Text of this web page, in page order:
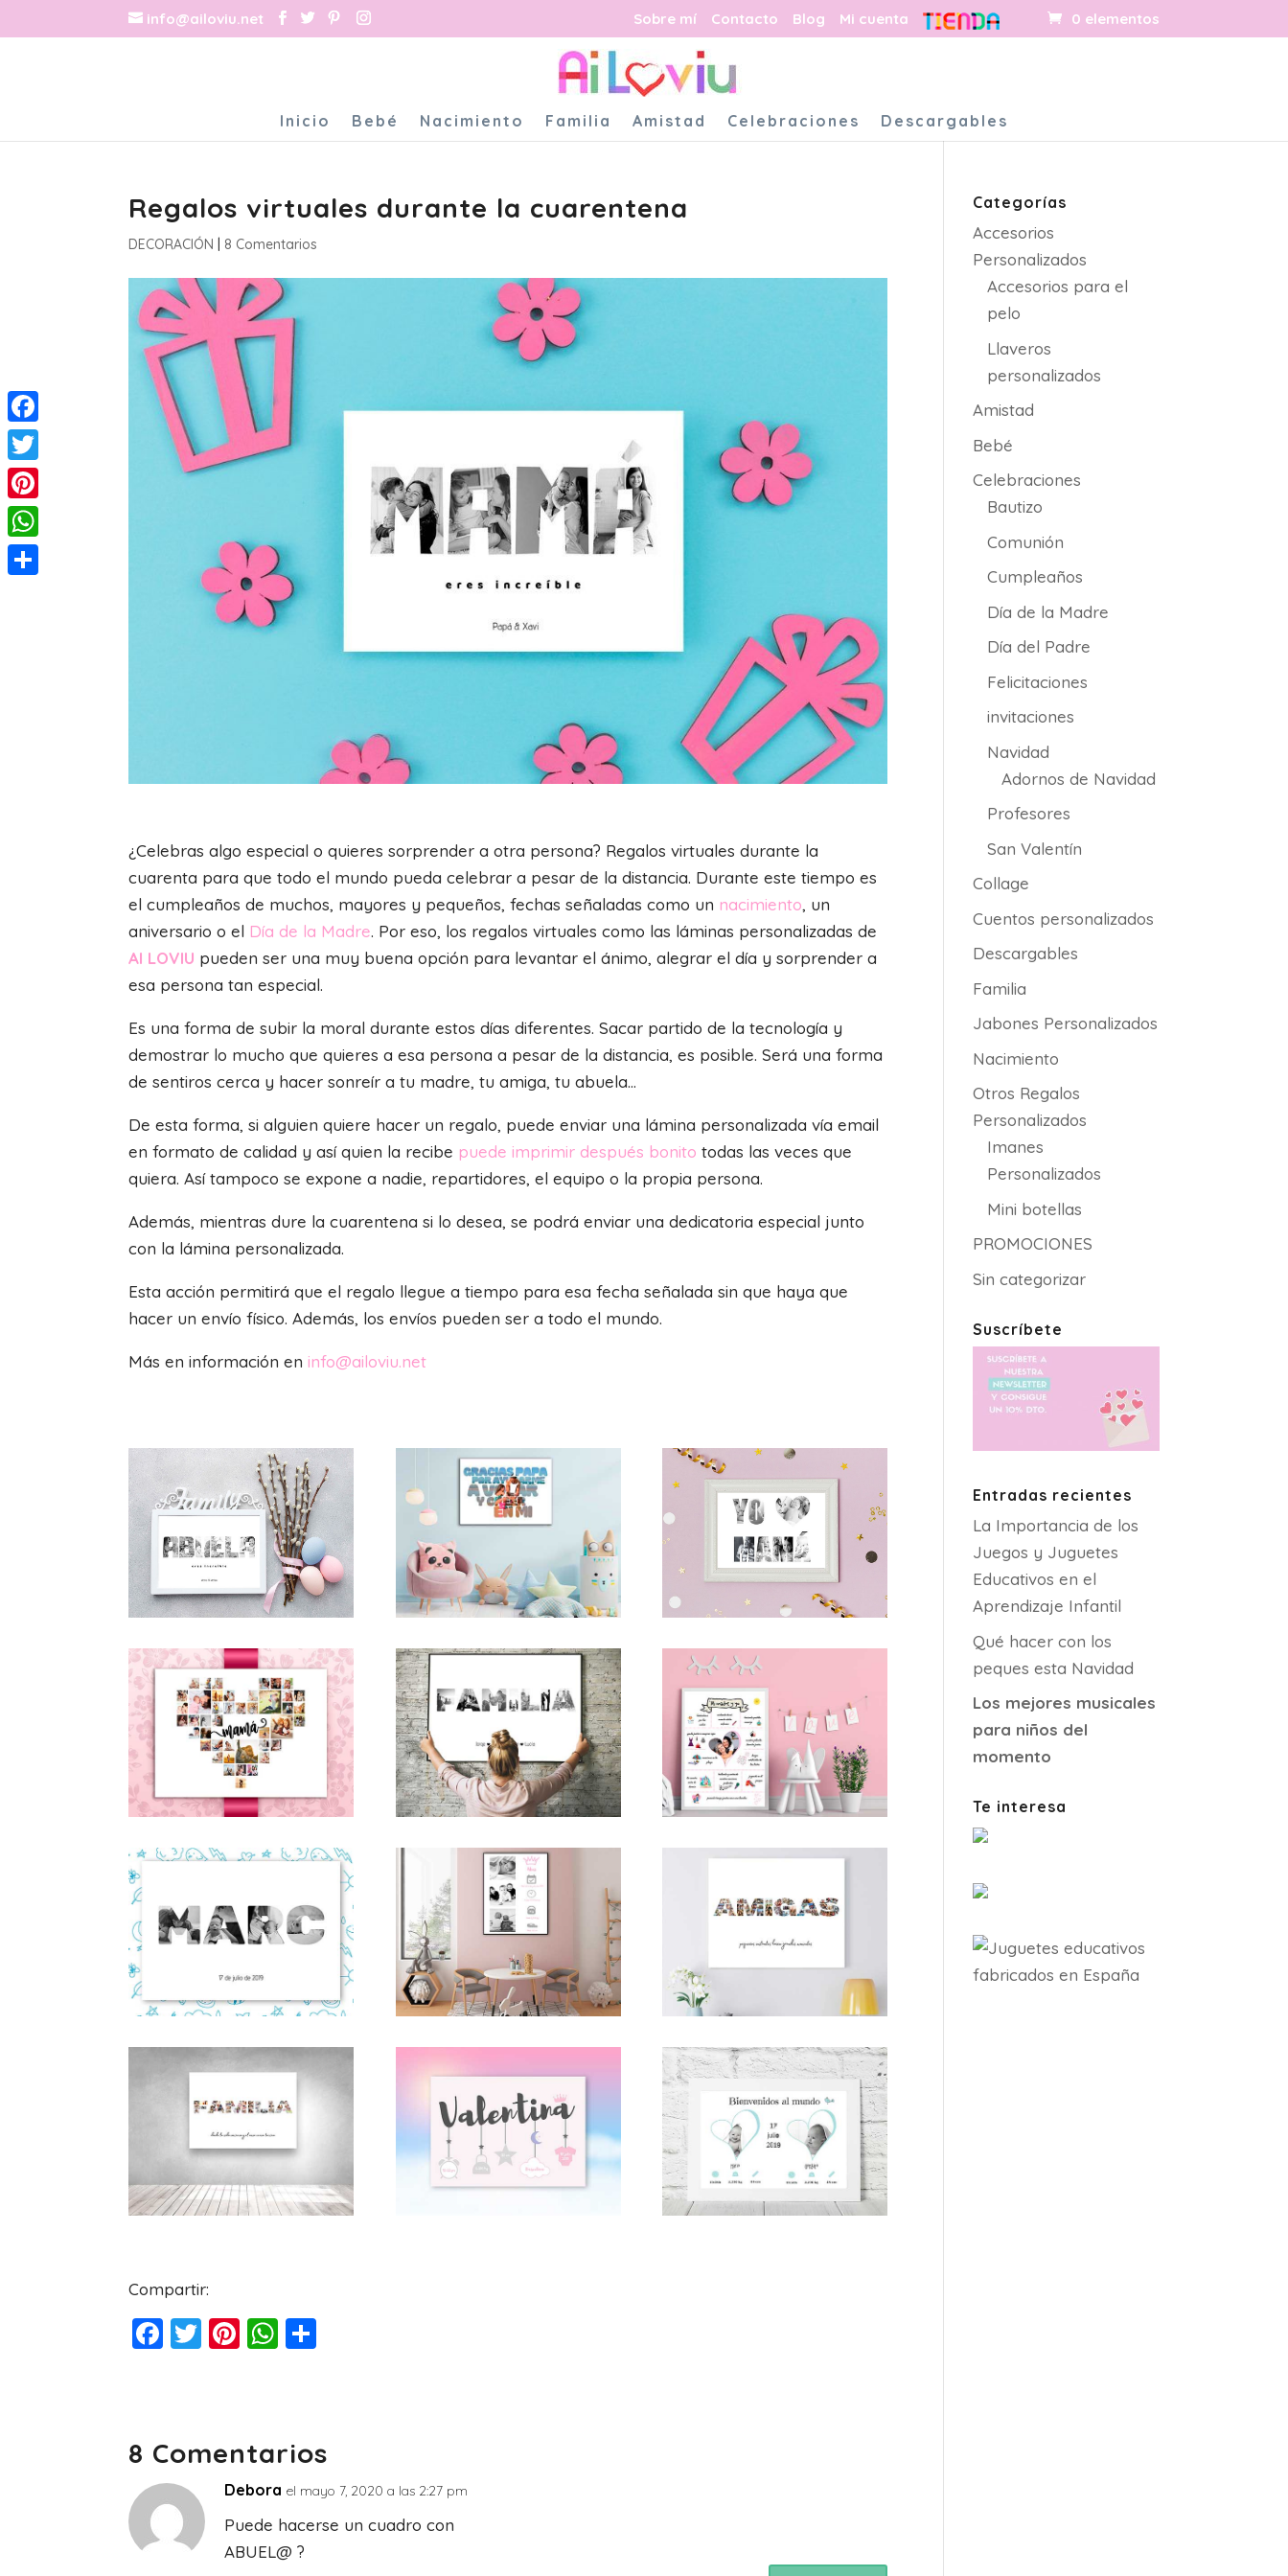
info@ailoviu.net Sobre mí Contacto Blog Mi cuenta 0 elementos
Inicio Bebé Nacimiento Familia Amistad Celebraciones Descargables
Regalos virtuales durante la cuarentena
DECORACIÓN 8 Comentarios
¿Celebras algo especial o quieres sorprender a otra persona? Regalos virtuales durante la
cuarenta para que todo el mundo pueda celebrar a pesar de la distancia. Durante este tiempo es
el cumpleaños de muchos, mayores y pequeños, fechas señaladas como un nacimiento, un
aniversario o el Día de la Madre. Por eso, los regalos virtuales como las láminas personalizadas de
AI LOVIU pueden ser una muy buena opción para levantar el ánimo, alegrar el día y sorprender a
esa persona tan especial.
Es una forma de subir la moral durante estos días diferentes. Sacar partido de la tecnología y
demostrar lo mucho que quieres a esa persona a pesar de la distancia, es posible. Será una forma
de sentiros cerca y hacer sonreír a tu madre, tu amiga, tu abuela…
De esta forma, si alguien quiere hacer un regalo, puede enviar una lámina personalizada vía email
en formato de calidad y así quien la recibe puede imprimir después bonito todas las veces que
quiera. Así tampoco se expone a nadie, repartidores, el equipo o la propia persona.
Además, mientras dure la cuarentena si lo desea, se podrá enviar una dedicatoria especial junto
con la lámina personalizada.
Esta acción permitirá que el regalo llegue a tiempo para esa fecha señalada sin que haya que
hacer un envío físico. Además, los envíos pueden ser a todo el mundo.
Más en información eninfo@ailoviu.net
Compartir:
F
b
o
o
k
T
Pi
st
W
A
p
p
ar
tir
8 Comentarios
Debora el mayo 7, 2020 a las 2:27 pm
Puede hacerse un cuadro con
ABUEL@ ?
Categorías
Accesorios
Personalizados
Accesorios para el
pelo
Llaveros
personalizados
Amistad
Bebé
Celebraciones
Bautizo
Comunión
Cumpleaños
Día de la Madre
Día del Padre
Felicitaciones
invitaciones
Navidad
Adornos de Navidad
Profesores
San Valentín
Collage
Cuentos personalizados
Descargables
Familia
Jabones Personalizados
Nacimiento
Otros Regalos
Personalizados
Imanes
Personalizados
Mini botellas
PROMOCIONES
Sin categorizar
Suscríbete
Entradas recientes
La Importancia de los
Juegos y Juguetes
Educativos en el
Aprendizaje Infantil
Qué hacer con los
peques esta Navidad
Los mejores musicales
para niños del
momento
Te interesa
Facebook
Twitter
Pinterest
WhatsApp